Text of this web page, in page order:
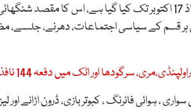
محکمہ داخلہ کے مطابق دفعہ 144 کا نفاذ 17 اکتوبر تک کیا گیا ہے، اس
ہر قسم کے سیاسی اجتماعات، دھرنے، جلسے،
سرگودھا اور اٹک میں دفعہ 144 نافذ
، ہوائی فائرنگ ، کبوتر بازی، ڈرون اڑانے اور